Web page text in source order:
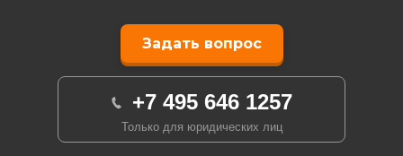
Задать вопрос
+7 495 646 1257
Только для юридических лиц